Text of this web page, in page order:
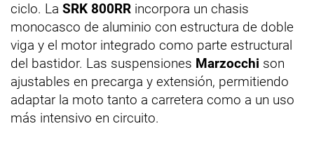
ciclo. La SRK 800RR incorpora un chasis
monocasco de aluminio con estructura de doble
viga y el motor integrado como parte estructural
del bastidor. Las suspensiones Marzocchi son
ajustables en precarga y extensión, permitiendo
adaptar la moto tanto a carretera como a un uso
más intensivo en circuito.